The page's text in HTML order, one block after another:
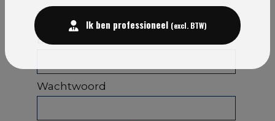
TERUGKERENDE KLANT
E-mailadres
Wachtwoord
Ik ben professioneel (excl. BTW)